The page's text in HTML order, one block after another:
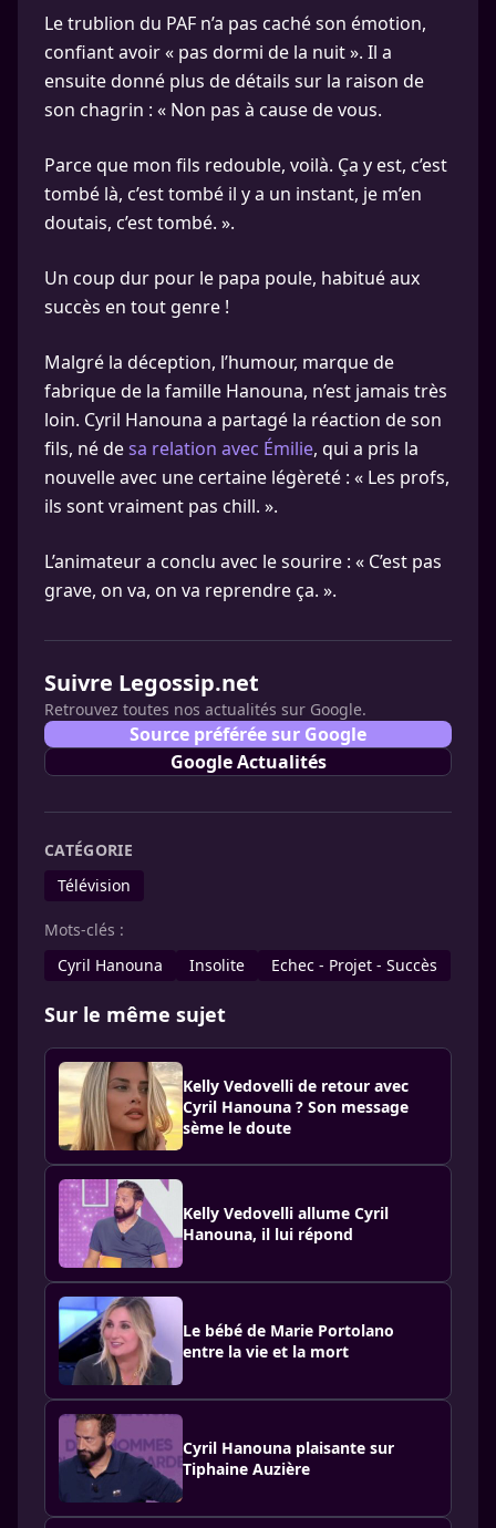
Le trublion du PAF n’a pas caché son émotion,
confiant avoir « pas dormi de la nuit ». Il a
ensuite donné plus de détails sur la raison de
son chagrin : « Non pas à cause de vous.
Parce que mon fils redouble, voilà. Ça y est, c’est
tombé là, c’est tombé il y a un instant, je m’en
doutais, c’est tombé. ».
Un coup dur pour le papa poule, habitué aux
succès en tout genre !
Malgré la déception, l’humour, marque de
fabrique de la famille Hanouna, n’est jamais très
loin. Cyril Hanouna a partagé la réaction de son
fils, né desa relation avec Émilie, qui a pris la
nouvelle avec une certaine légèreté : « Les profs,
ils sont vraiment pas chill. ».
L’animateur a conclu avec le sourire : « C’est pas
grave, on va, on va reprendre ça. ».
Suivre Legossip.net
Retrouvez toutes nos actualités sur Google.
Source préférée sur Google
Google Actualités
CATÉGORIE
Télévision
Mots-clés :
Cyril Hanouna
Insolite Echec - Projet - Succès
Sur le même sujet
Kelly Vedovelli de retour avec
Cyril Hanouna ? Son message
sème le doute
Kelly Vedovelli allume Cyril
Hanouna, il lui répond
Le bébé de Marie Portolano
entre la vie et la mort
Cyril Hanouna plaisante sur
Tiphaine Auzière